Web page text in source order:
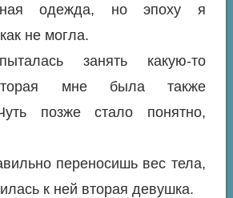
одежда, но эпоху я
не могла.
занять какую-то
мне была также
позже стало понятно,
переносишь вес тела,
к ней вторая девушка.